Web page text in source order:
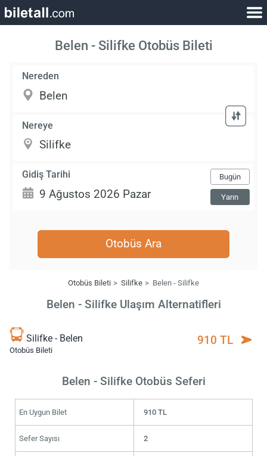
Belen - Silifke Otobüs Bileti
Nereden
Nereye
Gidiş Tarihi Bugün
Yarın
Otobüs Ara
Otobüs Bileti Silifke Belen - Silifke
Belen - Silifke Ulaşım Alternatifleri
Silifke - Belen
Otobüs Bileti
910 TL
Belen - Silifke Otobüs Seferi
En Uygun Bilet 910 TL
Sefer Sayısı 2